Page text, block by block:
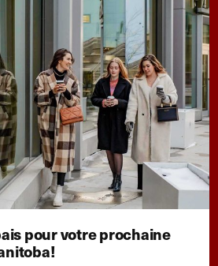
pour votre prochaine